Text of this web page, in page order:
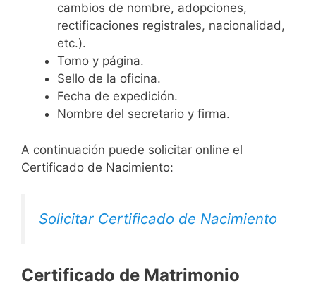
cambios de nombre, adopciones,
rectificaciones registrales, nacionalidad,
etc.).
Tomo y página.
Sello de la oficina.
Fecha de expedición.
Nombre del secretario y firma.
A continuación puede solicitar online el
Certificado de Nacimiento:
Solicitar Certificado de Nacimiento
Certificado de Matrimonio